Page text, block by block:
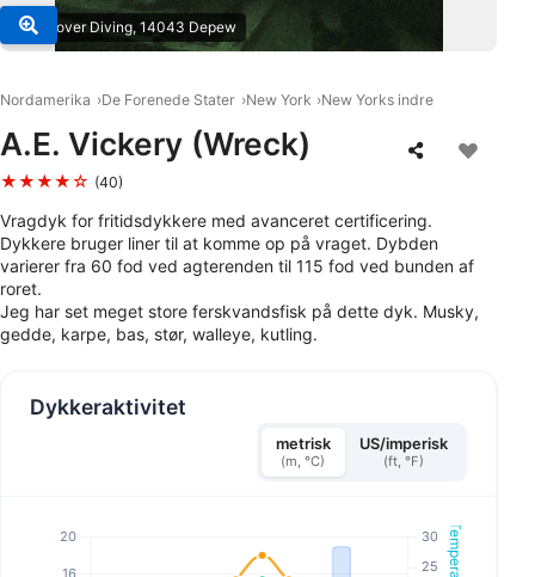
© Discover Diving, 14043 Depew
Nordamerika De Forenede Stater New York New Yorks indre
A.E. Vickery (Wreck)
★★★★☆ (40)
Vragdyk for fritidsdykkere med avanceret certificering.
Dykkere bruger liner til at komme op på vraget. Dybden
varierer fra 60 fod ved agterenden til 115 fod ved bunden af
roret.
Jeg har set meget store ferskvandsfisk på dette dyk. Musky,
gedde, karpe, bas, stør, walleye, kutling.
Dykkeraktivitet
metrisk
(m, °C)
US/imperisk
(ft, °F)